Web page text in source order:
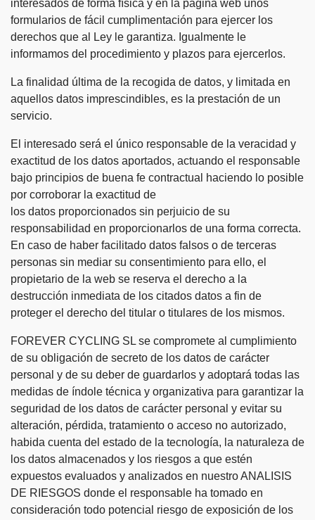
interesados de forma física y en la página web unos
formularios de fácil cumplimentación para ejercer los
derechos que al Ley le garantiza. Igualmente le
informamos del procedimiento y plazos para ejercerlos.
La finalidad última de la recogida de datos, y limitada en
aquellos datos imprescindibles, es la prestación de un
servicio.
El interesado será el único responsable de la veracidad y
exactitud de los datos aportados, actuando el responsable
bajo principios de buena fe contractual haciendo lo posible
por corroborar la exactitud de
los datos proporcionados sin perjuicio de su
responsabilidad en proporcionarlos de una forma correcta.
En caso de haber facilitado datos falsos o de terceras
personas sin mediar su consentimiento para ello, el
propietario de la web se reserva el derecho a la
destrucción inmediata de los citados datos a fin de
proteger el derecho del titular o titulares de los mismos.
FOREVER CYCLING SL se compromete al cumplimiento
de su obligación de secreto de los datos de carácter
personal y de su deber de guardarlos y adoptará todas las
medidas de índole técnica y organizativa para garantizar la
seguridad de los datos de carácter personal y evitar su
alteración, pérdida, tratamiento o acceso no autorizado,
habida cuenta del estado de la tecnología, la naturaleza de
los datos almacenados y los riesgos a que estén
expuestos evaluados y analizados en nuestro ANALISIS
DE RIESGOS donde el responsable ha tomado en
consideración todo potencial riesgo de exposición de los